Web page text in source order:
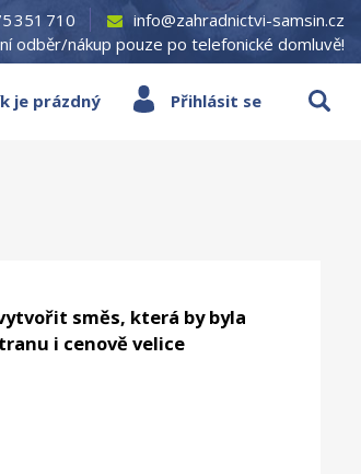
351 710
info@zahradnictvi-samsin.cz
odběr/nákup pouze po telefonické domluvě!
je prázdný Přihlásit se
směs, která by byla
i cenově velice